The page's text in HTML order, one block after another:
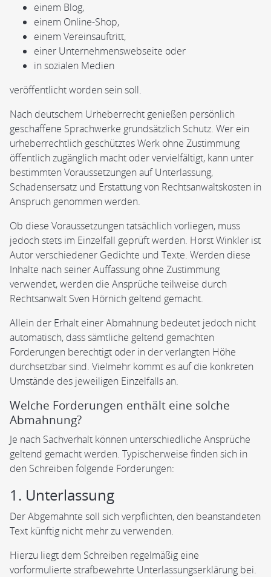
einem Blog,
einem Online-Shop,
einem Vereinsauftritt,
einer Unternehmenswebseite oder
in sozialen Medien
veröffentlicht worden sein soll.
Nach deutschem Urheberrecht genießen persönlich
geschaffene Sprachwerke grundsätzlich Schutz. Wer ein
urheberrechtlich geschütztes Werk ohne Zustimmung
öffentlich zugänglich macht oder vervielfältigt, kann unter
bestimmten Voraussetzungen auf Unterlassung,
Schadensersatz und Erstattung von Rechtsanwaltskosten in
Anspruch genommen werden.
Ob diese Voraussetzungen tatsächlich vorliegen, muss
jedoch stets im Einzelfall geprüft werden. Horst Winkler ist
Autor verschiedener Gedichte und Texte. Werden diese
Inhalte nach seiner Auffassung ohne Zustimmung
verwendet, werden die Ansprüche teilweise durch
Rechtsanwalt Sven Hörnich geltend gemacht.
Allein der Erhalt einer Abmahnung bedeutet jedoch nicht
automatisch, dass sämtliche geltend gemachten
Forderungen berechtigt oder in der verlangten Höhe
durchsetzbar sind. Vielmehr kommt es auf die konkreten
Umstände des jeweiligen Einzelfalls an.
Welche Forderungen enthält eine solche
Abmahnung?
Je nach Sachverhalt können unterschiedliche Ansprüche
geltend gemacht werden. Typischerweise finden sich in
den Schreiben folgende Forderungen:
1. Unterlassung
Der Abgemahnte soll sich verpflichten, den beanstandeten
Text künftig nicht mehr zu verwenden.
Hierzu liegt dem Schreiben regelmäßig eine
vorformulierte strafbewehrte Unterlassungserklärung bei.